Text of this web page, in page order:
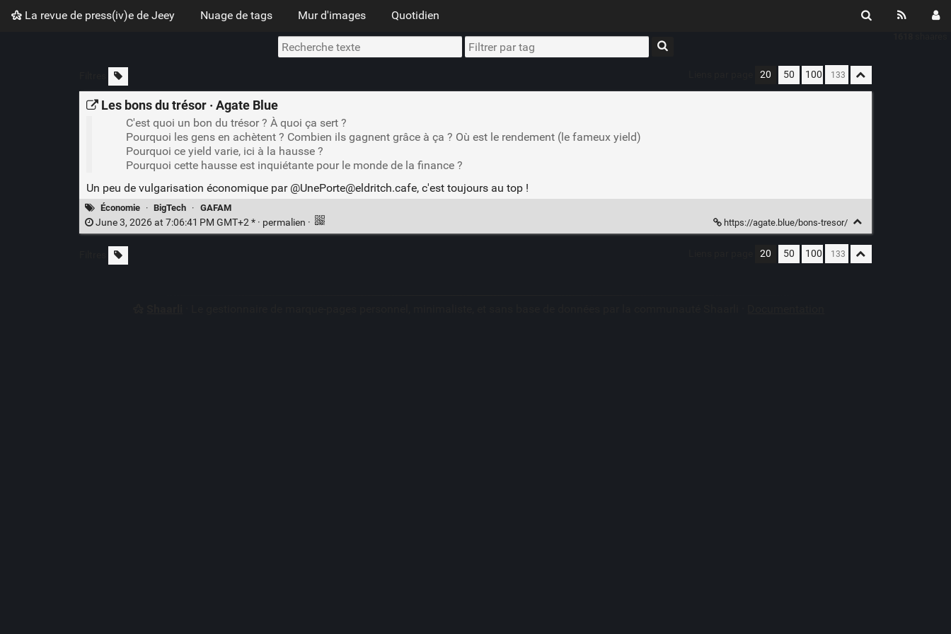
La revue de press(iv)e de Jeey Nuage de tags Mur d'images Quotidien
20 50 100
Les bons du trésor · Agate Blue
C'est quoi un bon du trésor ? À quoi ça sert ?
Pourquoi les gens en achètent ? Combien ils gagnent grâce à ça ? Où est le rendement (le fameux yield)
Pourquoi ce yield varie, ici à la hausse ?
Pourquoi cette hausse est inquiétante pour le monde de la finance ?
Un peu de vulgarisation économique par @UnePorte@eldritch.cafe, c'est toujours au top !
Économie · BigTech · GAFAM
June 3, 2026 at 7:06:41 PM GMT+2 * · permalien · https://agate.blue/bons-tresor/
20 50 100